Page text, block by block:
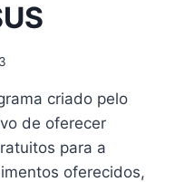
criado pelo
de oferecer
para a
oferecidos,